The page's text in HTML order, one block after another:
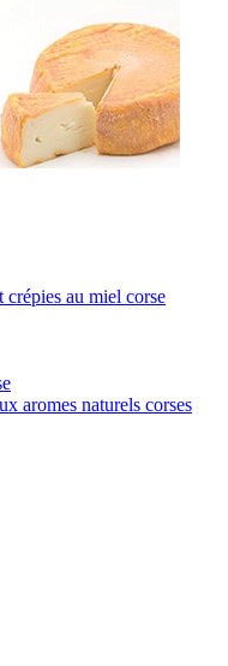
crépies au miel corse
aromes naturels corses